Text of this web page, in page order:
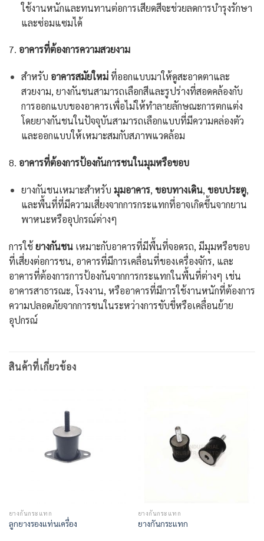
ใช้งานหนักและทนทานต่อการเสียดสีจะช่วยลดการบำรุงรักษา
และซ่อมแซมได้
7. อาคารที่ต้องการความสวยงาม
สำหรับ อาคารสมัยใหม่ที่ออกแบบมาให้ดูสะอาดตาและ
สวยงาม, ยางกันชนสามารถเลือกสีและรูปร่างที่สอดคล้องกับ
การออกแบบของอาคารเพื่อไม่ให้ทำลายลักษณะการตกแต่ง
โดยยางกันชนในปัจจุบันสามารถเลือกแบบที่มีความคล่องตัว
และออกแบบให้เหมาะสมกับสภาพแวดล้อม
8. อาคารที่ต้องการป้องกันการชนในมุมหรือขอบ
ยางกันชนเหมาะสำหรับ มุมอาคาร, ขอบทางเดิน, ขอบประตู,
และพื้นที่ที่มีความเสี่ยงจากการกระแทกที่อาจเกิดขึ้นจากยาน
พาหนะหรืออุปกรณ์ต่างๆ
การใช้ยางกันชน เหมาะกับอาคารที่มีพื้นที่จอดรถ, มีมุมหรือขอบ
ที่เสี่ยงต่อการชน, อาคารที่มีการเคลื่อนที่ของเครื่องจักร, และ
อาคารที่ต้องการการป้องกันจากการกระแทกในพื้นที่ต่างๆ เช่น
อาคารสาธารณะ, โรงงาน, หรืออาคารที่มีการใช้งานหนักที่ต้องการ
ความปลอดภัยจากการชนในระหว่างการขับขี่หรือเคลื่อนย้าย
อุปกรณ์
สินค้าที่เกี่ยวข้อง
ยางกันกระแทก
ลูกยางรองแท่นเครื่อง
ยางกันกระแทก
ยางกันกระแทก